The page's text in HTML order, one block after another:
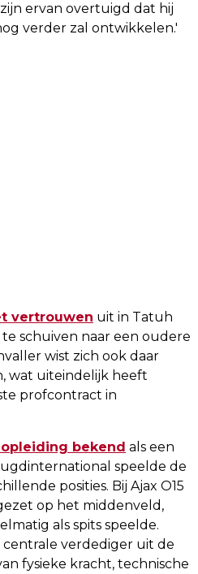
ervan overtuigd dat hij
verder zal ontwikkelen.'
vertrouwen uit in Tatuh
schuiven naar een oudere
wist zich ook daar
wat uiteindelijk heeft
profcontract in
bekend als een
speelde de
posities. Bij Ajax O15
op het middenveld,
als spits speelde.
centrale verdediger uit de
fysieke kracht, technische